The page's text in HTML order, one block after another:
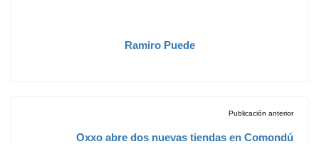
Ramiro Puede
Publicación anterior
Oxxo abre dos nuevas tiendas en Comondú